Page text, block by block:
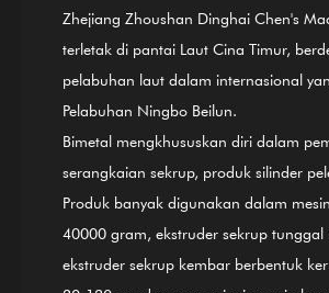
Zhejiang Zhoushan Dinghai Chen's
terletak di pantai Laut Cina Timur,
pelabuhan laut dalam internasional
Pelabuhan Ningbo Beilun.
Bimetal mengkhususkan diri dalam
serangkaian sekrup, produk silinder
Produk banyak digunakan dalam
40000 gram, ekstruder sekrup
ekstruder sekrup kembar berbentuk